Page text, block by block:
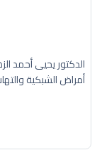
الدكتور يحيى أحمد
أمراض الشبكية